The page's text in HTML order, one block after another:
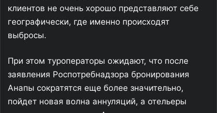
клиентов не очень хорошо представляют себе
географически, где именно происходят
выбросы.
При этом туроператоры ожидают, что после
заявления Роспотребнадзора бронирования
Анапы сократятся еще более значительно,
пойдет новая волна аннуляций, а отельеры